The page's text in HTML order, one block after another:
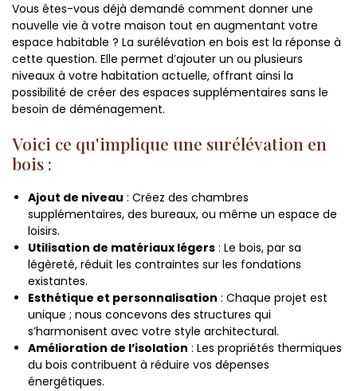
Vous êtes-vous déjà demandé comment donner une
nouvelle vie à votre maison tout en augmentant votre
espace habitable ? La surélévation en bois est la réponse à
cette question. Elle permet d’ajouter un ou plusieurs
niveaux à votre habitation actuelle, offrant ainsi la
possibilité de créer des espaces supplémentaires sans le
besoin de déménagement.
Voici ce qu'implique une surélévation en
bois :
Ajout de niveau : Créez des chambres
supplémentaires, des bureaux, ou même un espace de
loisirs.
Utilisation de matériaux légers : Le bois, par sa
légèreté, réduit les contraintes sur les fondations
existantes.
Esthétique et personnalisation : Chaque projet est
unique ; nous concevons des structures qui
s’harmonisent avec votre style architectural.
Amélioration de l’isolation : Les propriétés thermiques
du bois contribuent à réduire vos dépenses
énergétiques.